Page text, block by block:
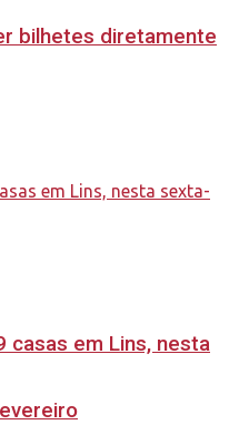
bilhetes diretamente
casas em Lins, nesta